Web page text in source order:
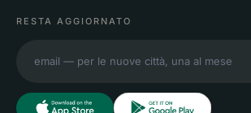
RESTA AGGIORNATO